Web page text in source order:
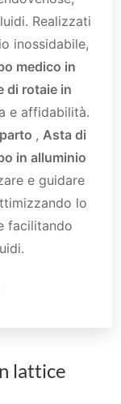
Realizzati
inossidabile,
medico in
di rotaie in
e affidabilità.
, Asta di
in alluminio
e guidare
lo
facilitando
lattice